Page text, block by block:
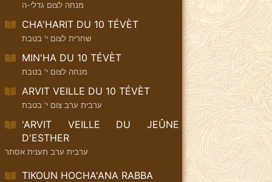
מנחה לצום גדלי-ה
CHA'HARIT DU 10 TÉVÈT
שחרית לצום י' בטבת
MIN'HA DU 10 TÉVÈT
מנחה לצום י' בטבת
ARVIT VEILLE DU 10 TÉVÈT
ערבית ערב צום י' בטבת
'ARVIT VEILLE DU JEÛNE
D'ESTHER
ערבית ערב תענית אסתר
TIKOUN HOCHA'ANA RABBA